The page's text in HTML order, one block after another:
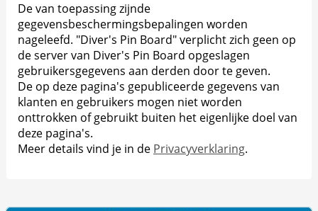
De van toepassing zijnde
gegevensbeschermingsbepalingen worden
nageleefd. "Diver's Pin Board" verplicht zich geen op
de server van Diver's Pin Board opgeslagen
gebruikersgegevens aan derden door te geven.
De op deze pagina's gepubliceerde gegevens van
klanten en gebruikers mogen niet worden
onttrokken of gebruikt buiten het eigenlijke doel van
deze pagina's.
Meer details vind je in de Privacyverklaring.